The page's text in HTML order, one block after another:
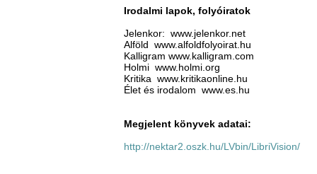
Irodalmi lapok, folyóiratok
Jelenkor: www.jelenkor.net
Alföld www.alfoldfolyoirat.hu
Kalligram www.kalligram.com
Holmi www.holmi.org
Kritika www.kritikaonline.hu
Élet és irodalom www.es.hu
Megjelent könyvek adatai:
http://nektar2.oszk.hu/LVbin/LibriVision/